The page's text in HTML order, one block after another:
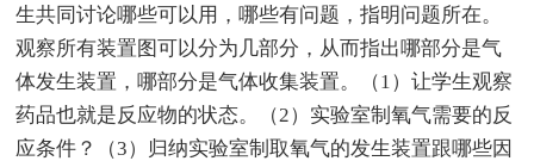
生共同讨论哪些可以用，哪些有问题，指明问题所在。
观察所有装置图可以分为几部分，从而指出哪部分是气
体发生装置，哪部分是气体收集装置。（1）让学生观察
药品也就是反应物的状态。（2）实验室制氧气需要的反
应条件？（3）归纳实验室制取氧气的发生装置跟哪些因